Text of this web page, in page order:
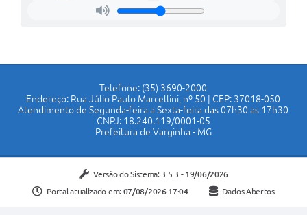
Telefone: (35) 3690-2000
Endereço: Rua Júlio Paulo Marcellini, nº 50 | CEP: 37018-050
Atendimento de Segunda-feira a Sexta-feira das 07h30 as 17h30
CNPJ: 18.240.119/0001-05
Prefeitura de Varginha - MG
Versão do Sistema: 3.5.3 - 19/06/2026
Portal atualizado em: 07/08/2026 17:04 Dados Abertos